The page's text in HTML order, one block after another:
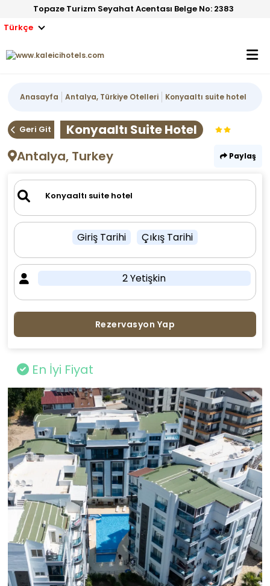
Topaze Turizm Seyahat Acentası Belge No: 2383
Türkçe
Anasayfa Antalya, Türkiye Otelleri Konyaaltı suite hotel
Geri Git
Konyaaltı Suite Hotel
Antalya, Turkey
Paylaş
Giriş Tarihi Çıkış Tarihi
2 Yetişkin
Rezervasyon Yap
En İyi Fiyat